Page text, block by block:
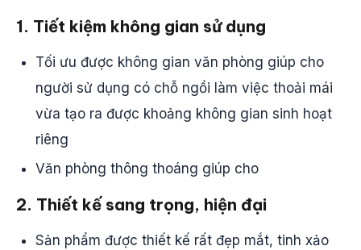
1. Tiết kiệm không gian sử dụng
Tối ưu được không gian văn phòng giúp cho
người sử dụng có chỗ ngồi làm việc thoải mái
vừa tạo ra được khoảng không gian sinh hoạt
riêng
Văn phòng thông thoáng giúp cho
2. Thiết kế sang trọng, hiện đại
Sản phẩm được thiết kế rất đẹp mắt, tinh xảo